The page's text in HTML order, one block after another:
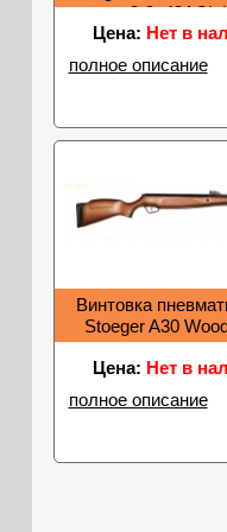
прицел 3-9х40АО)
30108
Цена: Нет в
полное описание
Винтовка
Stoeger A30
Цена: Нет в
полное описание